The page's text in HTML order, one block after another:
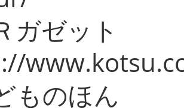
ガゼット
ものほん